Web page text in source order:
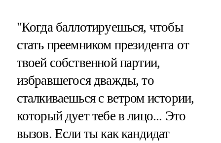
"Когда баллотируешься, чтобы
стать преемником президента от
твоей собственной партии,
избравшегося дважды, то
сталкиваешься с ветром истории,
который дует тебе в лицо... Это
вызов. Если ты как кандидат